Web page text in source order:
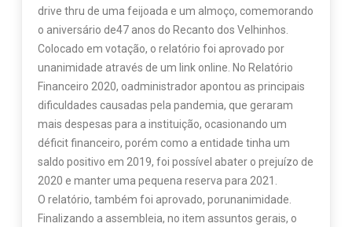
drive thru de uma feijoada e um almoço, comemorando
o aniversário de47 anos do Recanto dos Velhinhos.
Colocado em votação, o relatório foi aprovado por
unanimidade através de um link online. No Relatório
Financeiro 2020, oadministrador apontou as principais
dificuldades causadas pela pandemia, que geraram
mais despesas para a instituição, ocasionando um
déficit financeiro, porém como a entidade tinha um
saldo positivo em 2019, foi possível abater o prejuízo de
2020 e manter uma pequena reserva para 2021.
O relatório, também foi aprovado, porunanimidade.
Finalizando a assembleia, no item assuntos gerais, o